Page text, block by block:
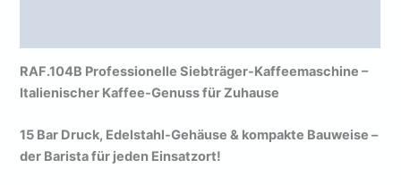
RAF.104B Professionelle Siebträger-Kaffeemaschine –
Italienischer Kaffee-Genuss für Zuhause
15 Bar Druck, Edelstahl-Gehäuse & kompakte Bauweise –
der Barista für jeden Einsatzort!